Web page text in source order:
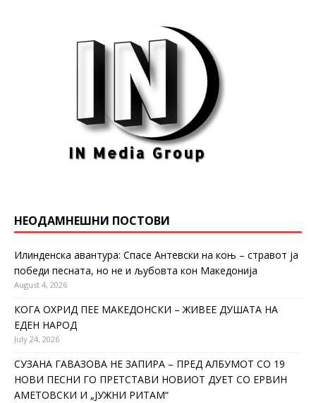
НЕОДАМНЕШНИ ПОСТОВИ
Илинденска авантура: Спасе Антевски на коњ – стравот ја
победи песната, но не и љубовта кон Македонија
August 4, 2026
КОГА ОХРИД ПЕЕ МАКЕДОНСКИ – ЖИВЕЕ ДУШАТА НА
ЕДЕН НАРОД
July 24, 2026
СУЗАНА ГАВАЗОВА НЕ ЗАПИРА – ПРЕД АЛБУМОТ СО 19
НОВИ ПЕСНИ ГО ПРЕТСТАВИ НОВИОТ ДУЕТ СО ЕРВИН
АМЕТОВСКИ И „ЈУЖНИ РИТАМ“